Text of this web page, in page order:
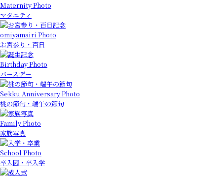
Maternity Photo
マタニティ
omiyamairi Photo
お宮参り・百日
Birthday Photo
バースデー
Sekku Anniversary Photo
桃の節句・端午の節句
Family Photo
家族写真
School Photo
卒入園・卒入学